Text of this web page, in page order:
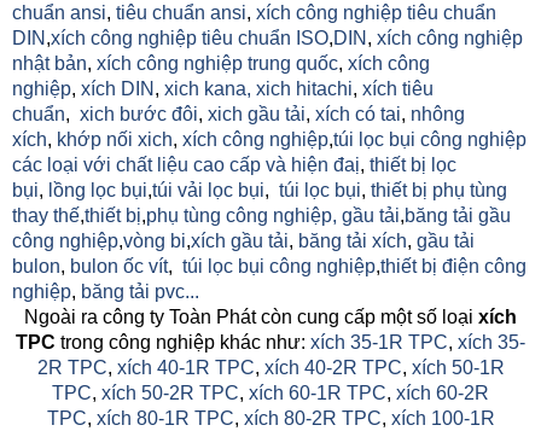
chuẩn ansi, tiêu chuẩn ansi, xích công nghiệp tiêu chuẩn
DIN ,xích công nghiệp tiêu chuẩn ISO,DIN , xích công nghiệp
nhật bản, xích công nghiệp trung quốc, xích công
nghiệp, xích DIN , xich kana, xich hitachi, xích tiêu
chuẩn, xich bước đôi, xich gầu tải, xích có tai, nhông
xích, khớp nối xich, xích công nghiệp,túi lọc bụi công nghiệp
các loại với chất liệu cao cấp và hiện đaị, thiết bị lọc
bụi, lồng lọc bụi,túi vải lọc bụi, túi lọc bụi, thiết bị phụ tùng
thay thế,thiết bị,phụ tùng công nghiệp, gầu tải,băng tải gầu
công nghiệp,vòng bi,xích gầu tải, băng tải xích, gầu tải
bulon, bulon ốc vít, túi lọc bụi công nghiệp,thiết bị điện công
nghiệp, băng tải pvc...
Ngoài ra công ty Toàn Phát còn cung cấp một số loại xích
TPC trong công nghiệp khác như: xích 35-1R TPC, xích 35-
2R TPC, xích 40-1R TPC, xích 40-2R TPC, xích 50-1R
TPC, xích 50-2R TPC, xích 60-1R TPC, xích 60-2R
TPC, xích 80-1R TPC, xích 80-2R TPC, xích 100-1R